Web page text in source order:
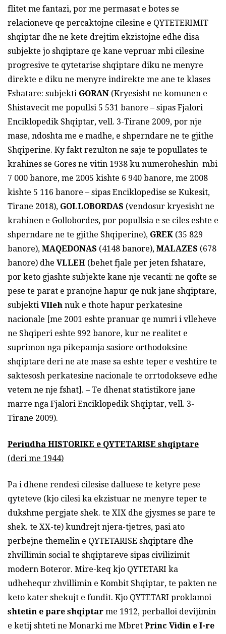
flitet me fantazi, por me permasat e botes se
relacioneve qe percaktojne cilesine e QYTETERIMIT
shqiptar dhe ne kete drejtim ekzistojne edhe disa
subjekte jo shqiptare qe kane vepruar mbi cilesine
progresive te qytetarise shqiptare diku ne menyre
direkte e diku ne menyre indirekte me ane te klases
Fshatare: subjekti GORAN (Kryesisht ne komunen e
Shistavecit me popullsi 5 531 banore – sipas Fjalori
Enciklopedik Shqiptar, vell. 3-Tirane 2009, por nje
mase, ndoshta me e madhe, e shperndare ne te gjithe
Shqiperine. Ky fakt rezulton ne saje te popullates te
krahines se Gores ne vitin 1938 ku numeroheshin mbi
7 000 banore, me 2005 kishte 6 940 banore, me 2008
kishte 5 116 banore – sipas Enciklopedise se Kukesit,
Tirane 2018), GOLLOBORDAS (vendosur kryesisht ne
krahinen e Gollobordes, por popullsia e se ciles eshte e
shperndare ne te gjithe Shqiperine), GREK (35 829
banore), MAQEDONAS (4148 banore), MALAZES (678
banore) dhe VLLEH (behet fjale per jeten fshatare,
por keto gjashte subjekte kane nje vecanti: ne qofte se
pese te parat e pranojne hapur qe nuk jane shqiptare,
subjekti Vlleh nuk e thote hapur perkatesine
nacionale [me 2001 eshte pranuar qe numri i vlleheve
ne Shqiperi eshte 992 banore, kur ne realitet e
suprimon nga pikepamja sasiore orthodoksine
shqiptare deri ne ate mase sa eshte teper e veshtire te
saktesosh perkatesine nacionale te orrtodokseve edhe
vetem ne nje fshat]. – Te dhenat statistikore jane
marre nga Fjalori Enciklopedik Shqiptar, vell. 3-
Tirane 2009).
Periudha HISTORIKE e QYTETARISE shqiptare
(deri me 1944)
Pa i dhene rendesi cilesise dalluese te ketyre pese
qyteteve (kjo cilesi ka ekzistuar ne menyre teper te
dukshme pergjate shek. te XIX dhe gjysmes se pare te
shek. te XX-te) kundrejt njera-tjetres, pasi ato
perbejne themelin e QYTETARISE shqiptare dhe
zhvillimin social te shqiptareve sipas civilizimit
modern Boteror. Mire-keq kjo QYTETARI ka
udhehequr zhvillimin e Kombit Shqiptar, te pakten ne
keto kater shekujt e fundit. Kjo QYTETARI proklamoi
shtetin e pare shqiptar me 1912, perballoi devijimin
e ketij shteti ne Monarki me Mbret Princ Vidin e I-re